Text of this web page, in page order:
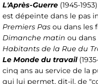
L'Après-Guerre (1945-
est dépeinte dans le pas
Premiers Pas ou dans les
Dimanche matin ou dans
Habitants de la Rue du
Le Monde du travail
cinq ans au service de la
qui lui permet, dit-il, de